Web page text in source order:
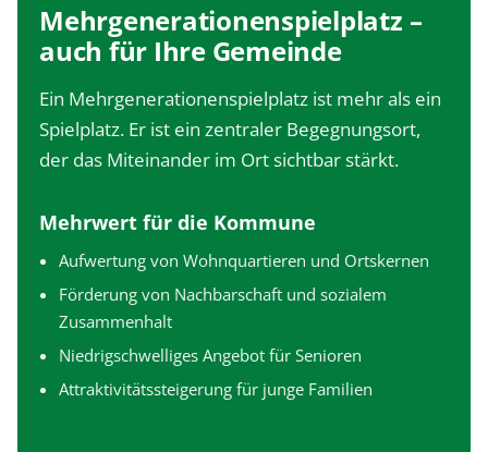
Mehrgenerationenspielplatz –
auch für Ihre Gemeinde
Ein Mehrgenerationenspielplatz ist mehr als ein
Spielplatz. Er ist ein zentraler Begegnungsort,
der das Miteinander im Ort sichtbar stärkt.
Mehrwert für die Kommune
Aufwertung von Wohnquartieren und Ortskernen
Förderung von Nachbarschaft und sozialem
Zusammenhalt
Niedrigschwelliges Angebot für Senioren
Attraktivitätssteigerung für junge Familien